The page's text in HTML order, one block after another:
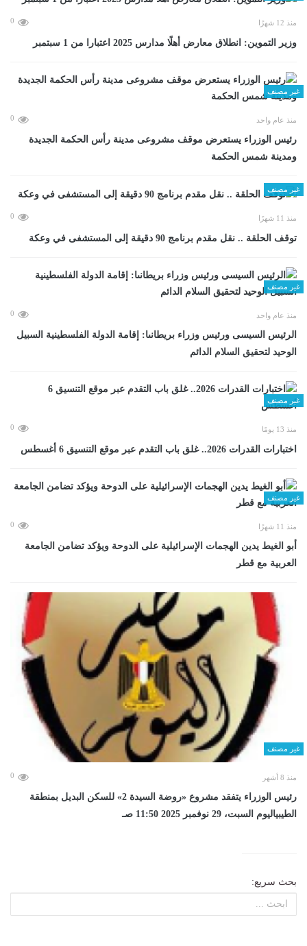
منذ 12 شهرًا 0
وزير التموين: انطلاق معارض أهلًا مدارس 2025 اعتبارا من 1 سبتمبر
غير مصنف
منذ عام واحد 0
رئيس الوزراء يستعرض موقف مشروعى مدينة رأس الحكمة الجديدة
ومدينة شمس الحكمة
غير مصنف
منذ 11 شهرًا 0
توقف الحلقة .. نقل مقدم برنامج 90 دقيقة إلى المستشفى في وعكة
غير مصنف
منذ عام واحد 0
الرئيس السيسى ورئيس وزراء بريطانىا: إقامة الدولة الفلسطينية السبيل
الوحيد لتحقيق السلام الدائم
غير مصنف
منذ 13 يومًا 0
اختبارات القدرات 2026.. غلق باب التقدم عبر موقع التنسيق 6 أغسطس
غير مصنف
منذ 11 شهرًا 0
أبو الغيط يدين الهجمات الإسرائيلية على الدوحة ويؤكد تضامن الجامعة
العربية مع قطر
غير مصنف
منذ 8 أشهر 0
رئيس الوزراء يتفقد مشروع «روضة السيدة 2» للسكن البديل بمنطقة
الطيبياليوم السبت، 29 نوفمبر 2025 11:50 صـ
بحث سريع: